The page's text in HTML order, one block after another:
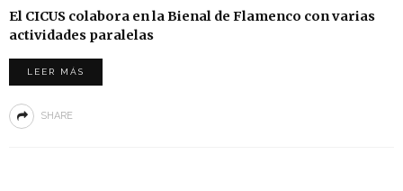
El CICUS colabora en la Bienal de Flamenco con varias
actividades paralelas
LEER MÁS
SHARE